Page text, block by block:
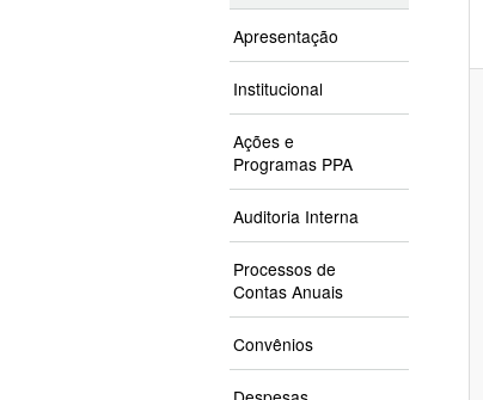
Apresentação
Institucional
Ações e
Programas PPA
Auditoria Interna
Processos de
Contas Anuais
Convênios